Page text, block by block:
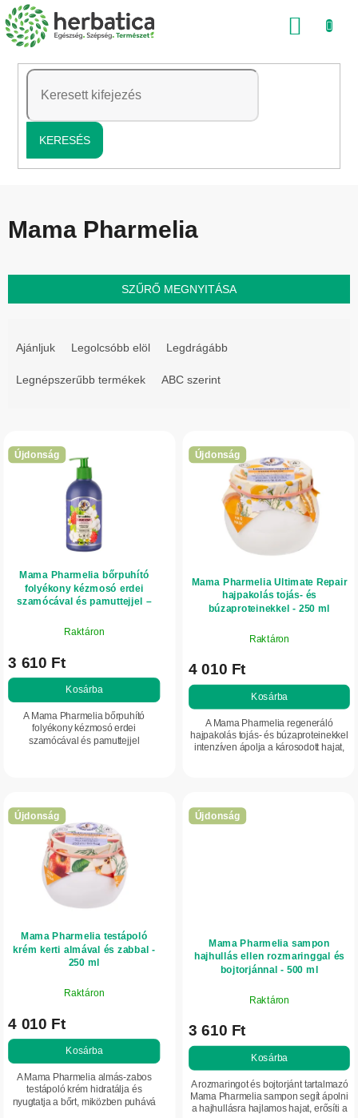
Ugrás
a
tartalomhoz
KERESÉS
Mama Pharmelia
SZŰRŐ MEGNYITÁSA
e
e
z
s
e
Ajánljuk Legolcsóbb elöl Legdrágább
Legnépszerűbb termékek ABC szerint
e
t
á
Újdonság
Mama Pharmelia bőrpuhító
folyékony kézmosó erdei
szamócával és pamuttejjel –
Raktáron
3 610 Ft
Kosárba
A Mama Pharmelia bőrpuhító
folyékony kézmosó erdei
szamócával és pamuttejjel
Újdonság
Mama Pharmelia Ultimate Repair
hajpakolás tojás- és
búzaproteinekkel - 250 ml
Raktáron
4 010 Ft
Kosárba
A Mama Pharmelia regeneráló
hajpakolás tojás- és búzaproteinekkel
intenzíven ápolja a károsodott hajat,
Újdonság
Mama Pharmelia testápoló
krém kerti almával és zabbal -
250 ml
Raktáron
4 010 Ft
Kosárba
A Mama Pharmelia almás-zabos
testápoló krém hidratálja és
nyugtatja a bőrt, miközben puhává
Újdonság
Mama Pharmelia sampon
hajhullás ellen rozmaringgal és
bojtorjánnal - 500 ml
Raktáron
3 610 Ft
Kosárba
A rozmaringot és bojtorjánt tartalmazó
Mama Pharmelia sampon segít ápolni
a hajhullásra hajlamos hajat, erősíti a